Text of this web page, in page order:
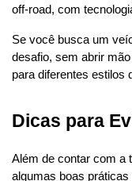
off-road, com
Se você busca um
desafio, sem abrir
para diferentes estilos
Dicas para
Além de contar com a
algumas boas